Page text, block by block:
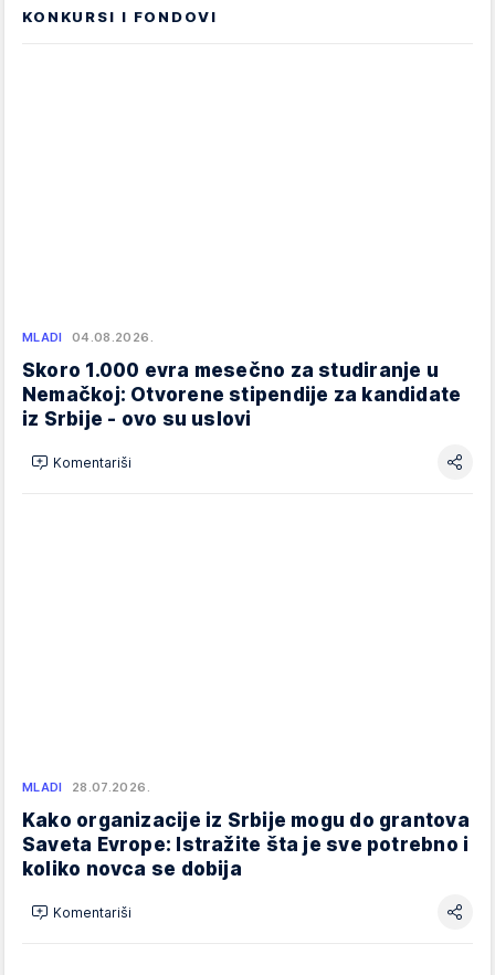
KONKURSI I FONDOVI
MLADI 04.08.2026.
Skoro 1.000 evra mesečno za studiranje u
Nemačkoj: Otvorene stipendije za kandidate
iz Srbije - ovo su uslovi
Komentariši
MLADI 28.07.2026.
Kako organizacije iz Srbije mogu do grantova
Saveta Evrope: Istražite šta je sve potrebno i
koliko novca se dobija
Komentariši